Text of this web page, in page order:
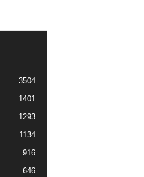
3504
1401
1293
1134
916
646